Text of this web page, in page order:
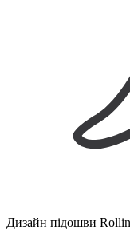
Дизайн підошви